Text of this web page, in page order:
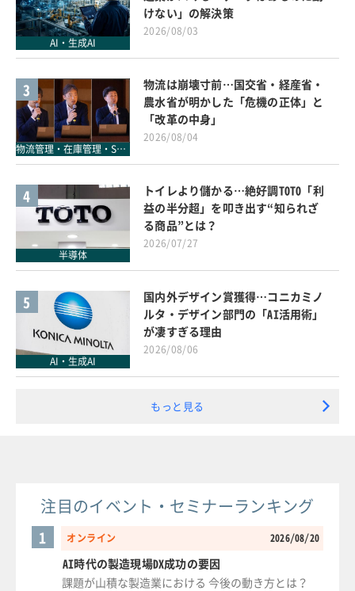
AI・生成AI
けない」の解決策
2026/08/03
3
物流管理・在庫管理・SCM
物流は崩壊寸前…国交省・経産省・
農水省が明かした「危機の正体」と
「改革の中身」
2026/08/04
4
半導体
トイレより儲かる…絶好調TOTO「利
益の半分超」を叩き出す“知られざ
る商品”とは？
2026/07/27
5
AI・生成AI
国内外デザイン賞獲得…コニカミノ
ルタ・デザイン部門の「AI活用術」
が凄すぎる理由
2026/08/06
もっと見る
注目のイベント・セミナーランキング
オンライン 2026/08/20
1
AI時代の製造現場DX成功の要因
課題が山積な製造業における 今後の動き方とは？